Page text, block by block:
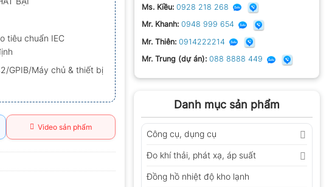
Ms. Kiều: 0928 218 268
Mr. Khanh: 0948 999 654
Mr. Thiên: 0914222214
Mr. Trung (dự án): 088 8888 449
Danh mục sản phẩm
Công cụ, dụng cụ
Đo khí thải, phát xạ, áp suất
Đồng hồ nhiệt độ kho lạnh
tiêu chuẩn IEC
GPIB/Máy chủ & thiết bị
Video sản phẩm